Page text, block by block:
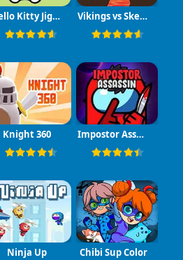
Hello Kitty Jigsaw Vikings vs Skeletons
Knight 360 Impostor Assassin
Ninja Up Chibi Sup Color